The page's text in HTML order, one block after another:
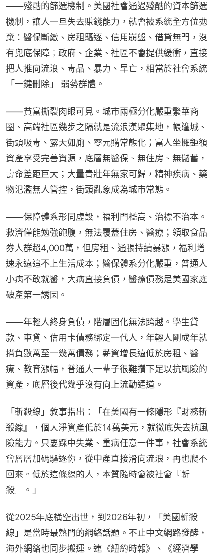
——殘酷的篩選機制。美國社會通過殘酷的資本篩選
機制，讓人一旦失去賺錢能力，就會被系統全方位拋
棄：醫保斷繳、房租驅逐、信用崩盤、借貸無門，沒
有兜底保障；政府、企業、社區不會提供緩衝，直接
把人推向流浪、毒品、暴力、早亡，相當於社會系統
「一鍵刪除」 弱勢群體。
——貧富撕裂肉眼可見。城市兩極分化嚴重繁華商
圈、高端社區幾步之隔就是流浪漢聚集地，帳篷城、
街頭吸毒、露天如廁、零元購常態化；富人坐擁鉅額
資產享受完善資源，底層無醫保、無住房、無儲蓄，
壽命差距巨大；大量青壯年無家可歸，精神疾病、藥
物氾濫無人管控，街頭亂象成為城市常態。
——保障體系形同虛設，福利門檻高、治標不治本。
救濟僅能勉強飽腹，無法覆蓋住房、醫療；領取食品
券人群超4,000萬，但房租、通脹持續暴漲，福利增
速永遠追不上生活成本；醫保體系分化嚴重，普通人
小病不敢就醫，大病直接負債，醫療債務是美國家庭
破產第一誘因。
——年輕人終身負債，階層固化無法跨越。學生貸
款、車貸、信用卡債務綁定一代人，年輕人剛成年就
揹負數萬至十幾萬債務；薪資增長遠低於房租、醫
療、教育漲幅，普通人一輩子很難攢下足以抗風險的
資產，底層後代幾乎沒有向上流動通道。
「斬殺線」敘事指出：「在美國有一條隱形『財務斬
殺線』，個人淨資產低於14萬美元，就徹底失去抗風
險能力。只要踩中失業、重病任意一件事，社會系統
會層層加碼驅逐你，從中產直接滑向流浪，再也爬不
回來。低於這條線的人，本質隨時會被社會『斬
殺』。」
從2025年底橫空出世，到2026年初，「美國斬殺
線」是當時最熱門的網絡話題。不止中文網路發酵，
海外網絡也同步搬運。連《紐約時報》、《經濟學